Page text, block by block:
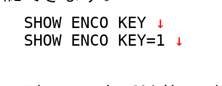
SHOW ENCO KEY ↓
SHOW ENCO KEY=1 ↓